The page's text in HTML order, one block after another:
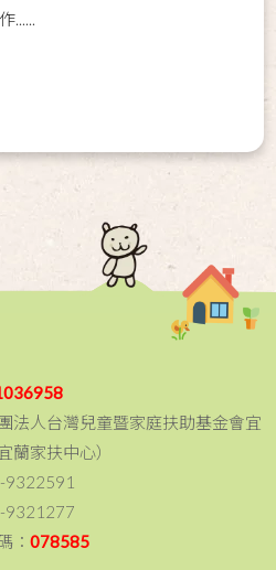
......
法人台灣兒童暨家庭扶助基金會宜
蘭家扶中心）
9322591
9321277
：078585